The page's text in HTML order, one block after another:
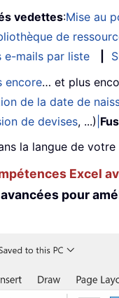
vedettes:Mise au
de
e-mails par liste
encore… et plus
de la date de
de devises, ...)
la langue de
Excel
pour